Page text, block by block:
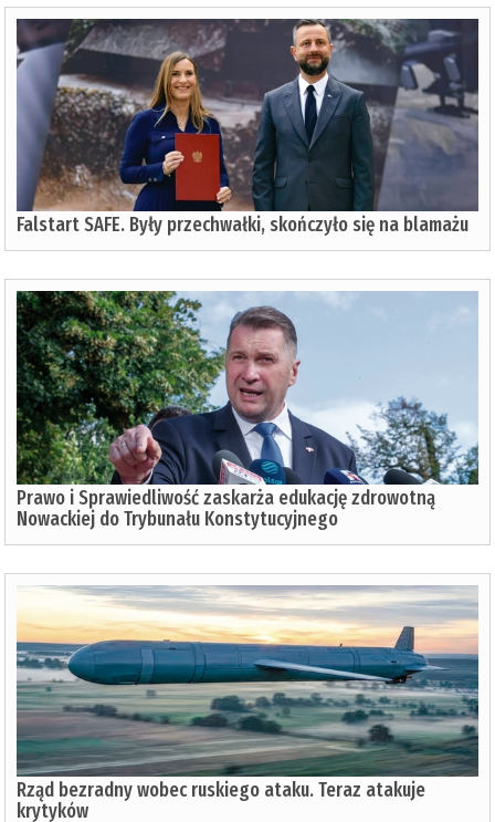
Falstart SAFE. Były przechwałki, skończyło się na blamażu
Prawo i Sprawiedliwość zaskarża edukację zdrowotną
Nowackiej do Trybunału Konstytucyjnego
Rząd bezradny wobec ruskiego ataku. Teraz atakuje
krytyków